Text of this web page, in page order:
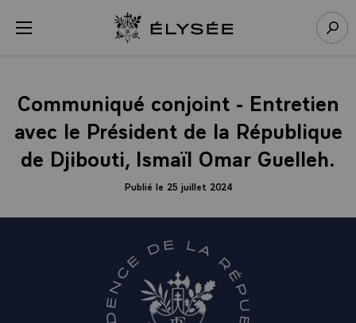
menu Retour à l’accueil Élysée
Communiqué conjoint - Entretien
avec le Président de la République
de Djibouti, Ismaïl Omar Guelleh.
Publié le 25 juillet 2024
Panneau de gestion des cookies